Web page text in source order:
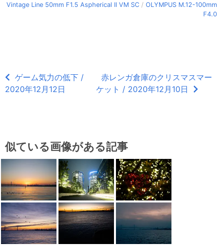
Vintage Line 50mm F1.5 Aspherical II VM SC / OLYMPUS M.12-100mm
F4.0
ゲーム気力の低下 /
2020年12月12日
赤レンガ倉庫のクリスマスマー
ケット / 2020年12月10日
似ている画像がある記事